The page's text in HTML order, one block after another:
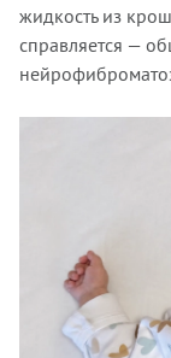
жидкость из
справляется —